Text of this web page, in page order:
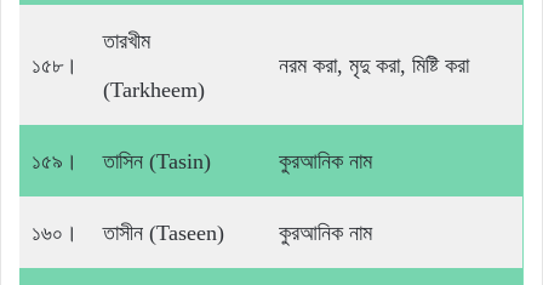
১৫৮।
তারখীম
(Tarkheem)
নরম করা, মৃদু করা, মিষ্টি করা
১৫৯। তাসিন (Tasin) কুরআনিক নাম
১৬০। তাসীন (Taseen) কুরআনিক নাম